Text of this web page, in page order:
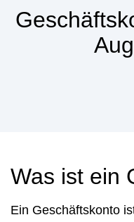
Was ist ein
Ein Geschäftskonto